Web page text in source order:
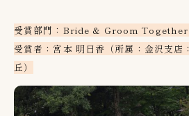
受賞部門：Bride & Groom Together
受賞者：宮本 明日香（所属：金沢支店
丘）